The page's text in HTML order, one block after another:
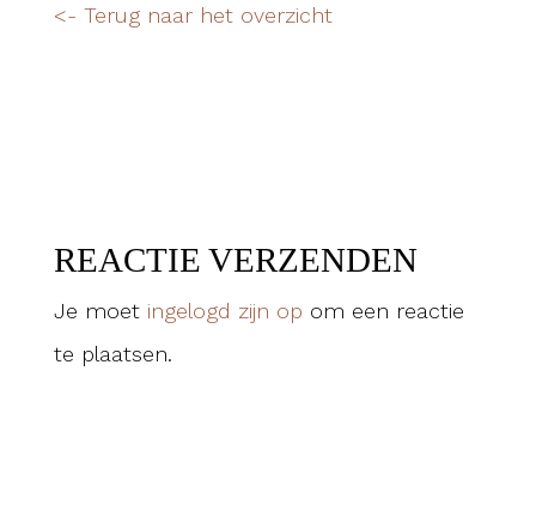
<- Terug naar het overzicht
REACTIE VERZENDEN
Je moet ingelogd zijn op om een reactie
te plaatsen.